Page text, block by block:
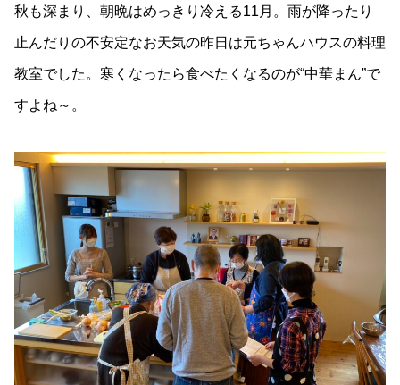
秋も深まり、朝晩はめっきり冷える11月。雨が降ったり
止んだりの不安定なお天気の昨日は元ちゃんハウスの料理
教室でした。寒くなったら食べたくなるのが“中華まん”で
すよね～。